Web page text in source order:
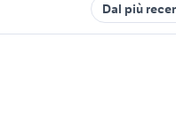
Dal più